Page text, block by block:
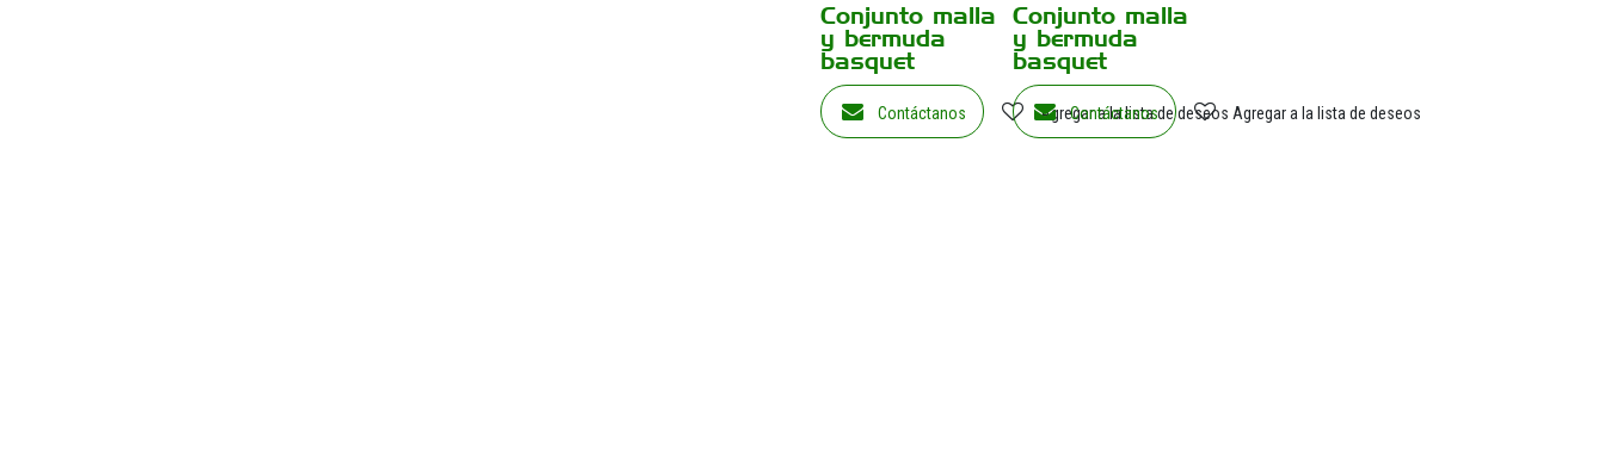
Conjunto malla
y bermuda
basquet
Contáctanos Agregar a la lista de deseos
Conjunto malla
y bermuda
basquet
Contáctanos Agregar a la lista de deseos